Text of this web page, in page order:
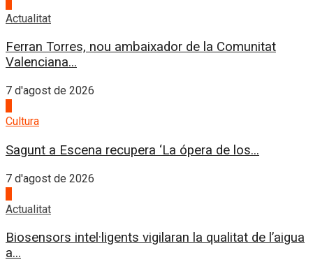
Actualitat
Ferran Torres, nou ambaixador de la Comunitat
Valenciana...
7 d'agost de 2026
Cultura
Sagunt a Escena recupera ‘La ópera de los...
7 d'agost de 2026
Actualitat
Biosensors intel·ligents vigilaran la qualitat de l’aigua
a...